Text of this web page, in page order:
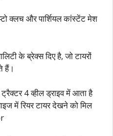
क्लच और पार्शियल कांस्टेंट मेश
के ब्रेक्स दिए है, जो टायरों
हैं।
ट्रैक्टर 4 व्हील ड्राइव में आता है
में रियर टायर देखने को मिल